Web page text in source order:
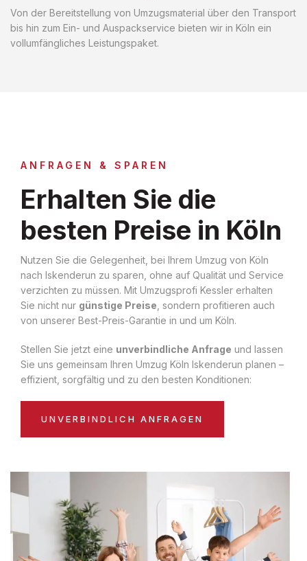
Von der Bereitstellung von Umzugsmaterial über den Transport
bis hin zum Ein- und Auspackservice bieten wir in Köln ein
vollumfängliches Leistungspaket.
ANFRAGEN & SPAREN
Erhalten Sie die
besten Preise in Köln
Nutzen Sie die Gelegenheit, bei Ihrem Umzug von Köln
nach Iskenderun zu sparen, ohne auf Qualität und Service
verzichten zu müssen. Mit Umzugsprofi Kessler erhalten
Sie nicht nur günstige Preise , sondern profitieren auch
von unserer Best-Preis-Garantie in und um Köln.
Stellen Sie jetzt eine unverbindliche Anfrage und lassen
Sie uns gemeinsam Ihren Umzug Köln Iskenderun planen –
effizient, sorgfältig und zu den besten Konditionen:
UNVERBINDLICH ANFRAGEN